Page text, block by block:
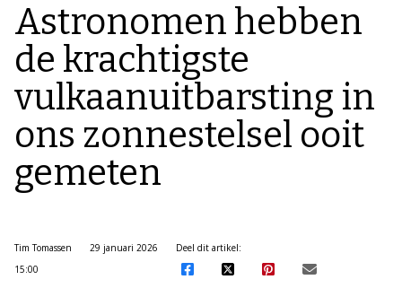
Astronomen hebben
de krachtigste
vulkaanuitbarsting in
ons zonnestelsel ooit
gemeten
Tim Tomassen
29 januari 2026
15:00
Deel dit artikel: